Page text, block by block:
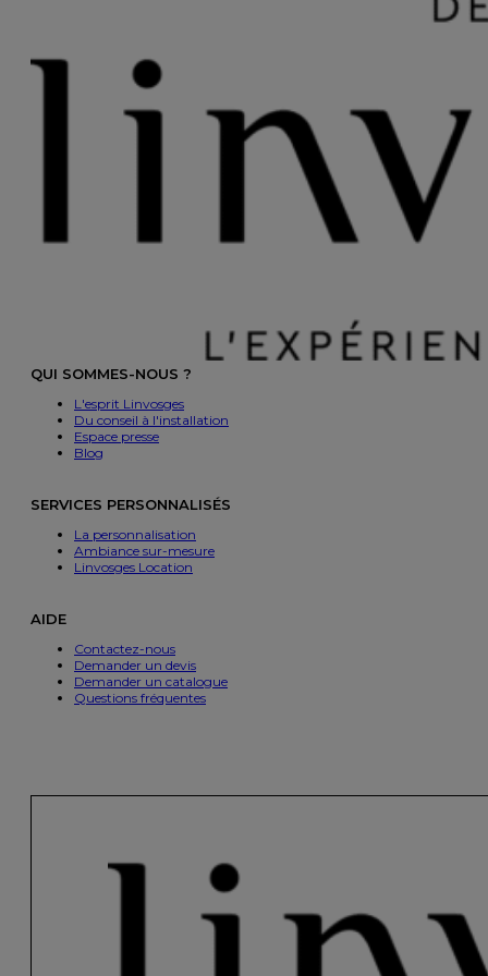
QUI SOMMES-NOUS ?
L'esprit Linvosges
Du conseil à l'installation
Espace presse
Blog
SERVICES PERSONNALISÉS
La personnalisation
Ambiance sur-mesure
Linvosges Location
AIDE
Contactez-nous
Demander un devis
Demander un catalogue
Questions fréquentes